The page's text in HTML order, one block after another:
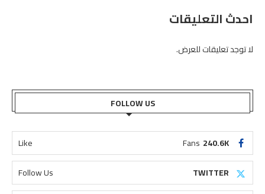
احدث التعليقات
لا توجد تعليقات للعرض.
FOLLOW US
240.6K
Fans
Like
TWITTER
Follow Us